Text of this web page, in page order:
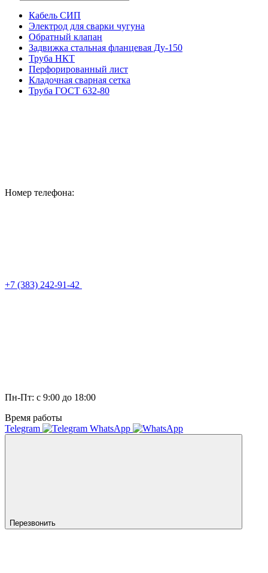
Кабель СИП
Электрод для сварки чугуна
Обратный клапан
Задвижка стальная фланцевая Ду-150
Труба НКТ
Перфорированный лист
Кладочная сварная сетка
Труба ГОСТ 632-80
Номер телефона:
+7 (383) 242-91-42
Пн-Пт: с 9:00 до 18:00
Время работы
Telegram
WhatsApp
Перезвонить